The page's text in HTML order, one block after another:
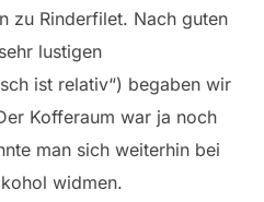
zu Rinderfilet. Nach guten
lustigen
ist relativ“) begaben wir
Kofferaum war ja noch
man sich weiterhin bei
widmen.